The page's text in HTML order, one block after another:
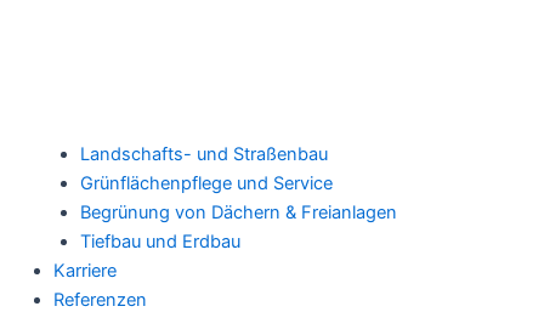
Landschafts- und Straßenbau
Grünflächenpflege und Service
Begrünung von Dächern & Freianlagen
Tiefbau und Erdbau
Karriere
Referenzen